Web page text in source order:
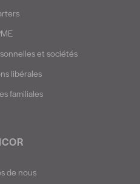
et sociétés
libérales
familiales
de nous